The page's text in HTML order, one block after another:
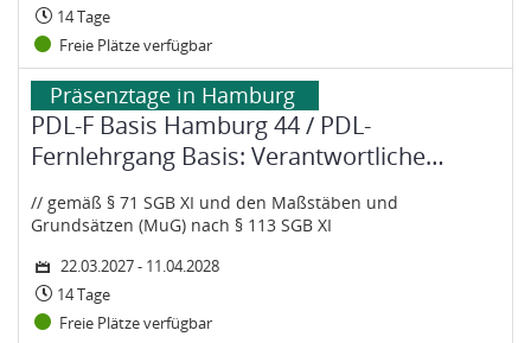
14 Tage
Freie Plätze verfügbar
Kurs: PDL-F Basis Hamburg 44 / PDL-Fernlehrgang Basis:
PDL-F Basis Hamburg 44 / PDL-
Fernlehrgang Basis: Verantwortliche
Hervorhebung:
Präsenztage in Hamburg
Untertitel:
// gemäß § 71 SGB XI und den Maßstäben und
Grundsätzen (MuG) nach § 113 SGB XI
Zeitraum: Montag, 22. März 2027 bis Dienstag, 11. April 2028
22.03.2027 - 11.04.2028
Dauer:
14 Tage
Status:
Freie Plätze verfügbar